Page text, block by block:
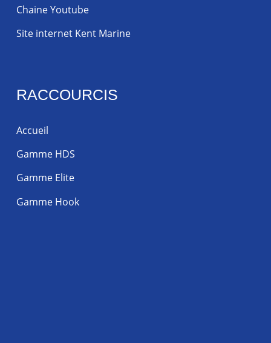
Chaine Youtube
Site internet Kent Marine
RACCOURCIS
Accueil
Gamme HDS
Gamme Elite
Gamme Hook